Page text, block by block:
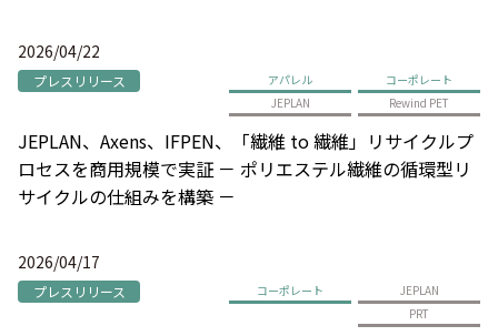
2026/04/22
プレスリリース アパレル
コーポレート
JEPLAN
Rewind PET
JEPLAN、Axens、IFPEN、「繊維 to 繊維」リサイクルプ
ロセスを商用規模で実証 － ポリエステル繊維の循環型リ
サイクルの仕組みを構築 －
2026/04/17
プレスリリース コーポレート
JEPLAN
PRT